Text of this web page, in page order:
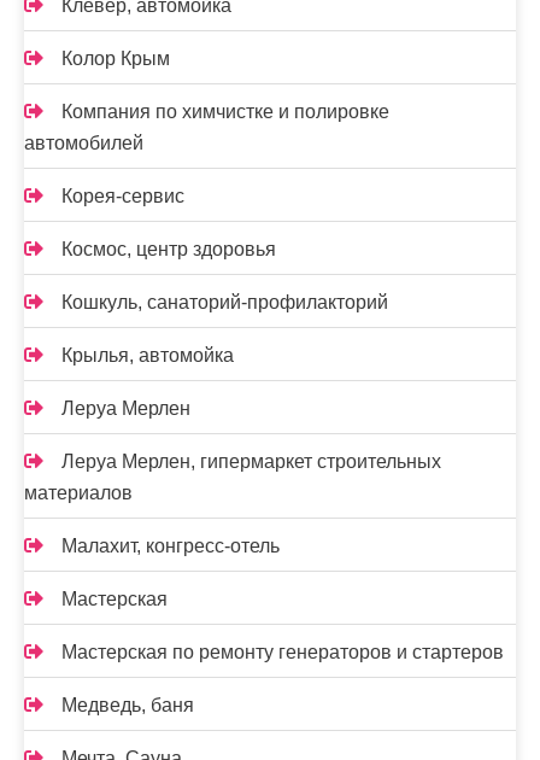
Клевер, автомойка
Колор Крым
Компания по химчистке и полировке
автомобилей
Корея-сервис
Космос, центр здоровья
Кошкуль, санаторий-профилакторий
Крылья, автомойка
Леруа Мерлен
Леруа Мерлен, гипермаркет строительных
материалов
Малахит, конгресс-отель
Мастерская
Мастерская по ремонту генераторов и стартеров
Медведь, баня